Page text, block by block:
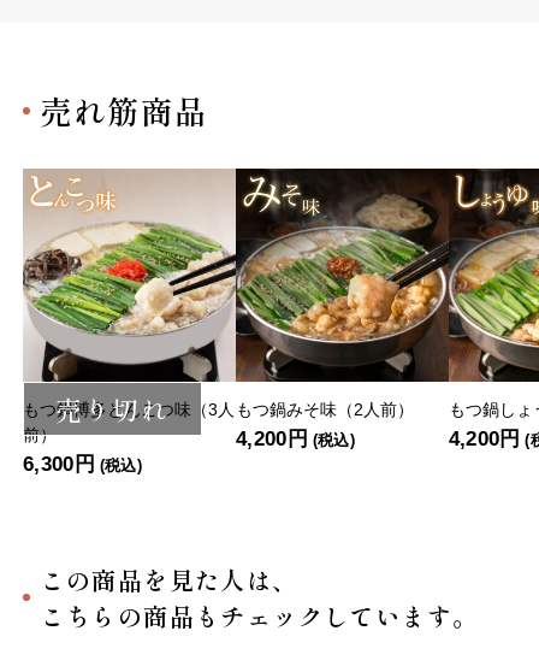
売れ筋商品
売り切れ
もつ鍋博多とんこつ味（3人
前）
6,300円 (税込)
もつ鍋みそ味（2人前）
4,200円 (税込)
もつ鍋し
4,200円 (
この商品を見た人は、
こちらの商品もチェックしています。